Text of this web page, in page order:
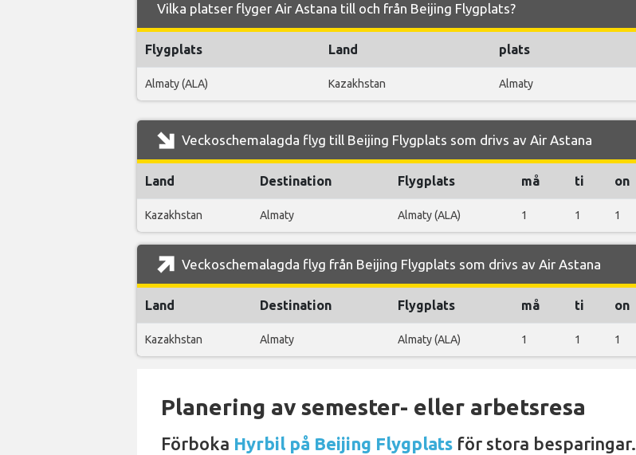
Vilka platser flyger Air Astana till och från Beijing Flygplats?
Flygplats Land plats
Almaty (ALA) Kazakhstan Almaty
Veckoschemalagda flyg till Beijing Flygplats som drivs av Air Astana
Land Destination Flygplats må ti on
Kazakhstan Almaty Almaty (ALA) 1 1 1
Veckoschemalagda flyg från Beijing Flygplats som drivs av Air Astana
Land Destination Flygplats må ti on
Kazakhstan Almaty Almaty (ALA) 1 1 1
Planering av semester- eller arbetsresa
Förboka Hyrbil på Beijing Flygplats för stora besparingar.